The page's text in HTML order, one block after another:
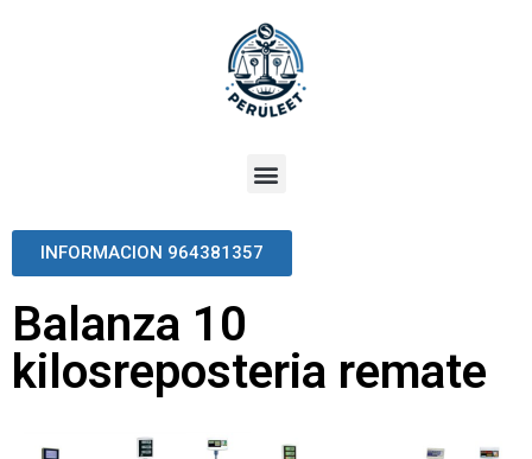
INFORMACION 964381357
Balanza 10
kilosreposteria remate